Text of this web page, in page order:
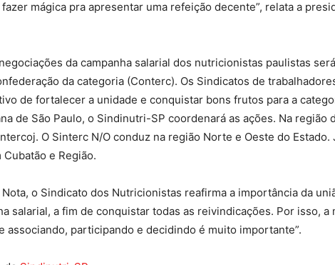
mágica pra apresentar uma refeição decente”, relata a
da campanha salarial dos nutricionistas paulistas
da categoria (Conterc). Os Sindicatos de
de fortalecer a unidade e conquistar bons frutos para a
de São Paulo, o Sindinutri-SP coordenará as ações. Na região
O Sinterc N/O conduz na região Norte e Oeste do Estado.
Cubatão e Região.
Nota, o Sindicato dos Nutricionistas reafirma a importância da
salarial, a fim de conquistar todas as reivindicações. Por isso, a
associando, participando e decidindo é muito importante”.